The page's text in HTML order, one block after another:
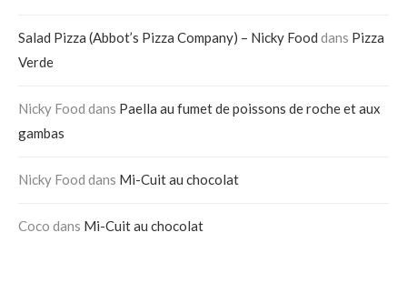
Salad Pizza (Abbot’s Pizza Company) – Nicky Food dans Pizza
Verde
Nicky Food dans Paella au fumet de poissons de roche et aux
gambas
Nicky Food dans Mi-Cuit au chocolat
Coco dans Mi-Cuit au chocolat